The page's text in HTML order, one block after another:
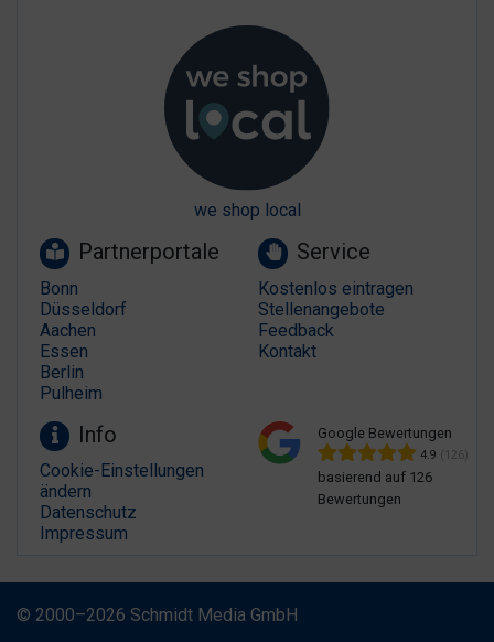
we shop local
Partnerportale
Bonn
Düsseldorf
Aachen
Essen
Berlin
Pulheim
Service
Kostenlos eintragen
Stellenangebote
Feedback
Kontakt
Info
Cookie-Einstellungen
ändern
Datenschutz
Impressum
Google Bewertungen
4.9 (126)
basierend auf 126
Bewertungen
© 2000–2026 Schmidt Media GmbH